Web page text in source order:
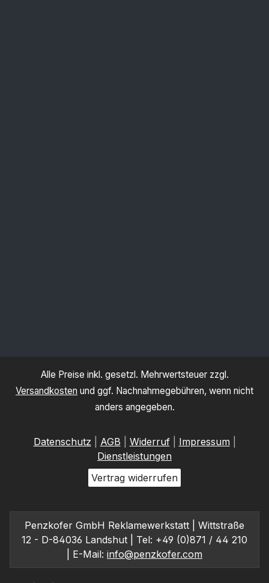
Alle Preise inkl. gesetzl. Mehrwertsteuer zzgl.
Versandkosten und ggf. Nachnahmegebühren, wenn nicht
anders angegeben.
Datenschutz AGB Widerruf| Impressum
Dienstleistungen
Vertrag widerrufen
Penzkofer GmbH Reklamewerkstatt | Wittstraße
12 - D-84036 Landshut | Tel: +49 (0)871 / 44 210
| E-Mail: info@penzkofer.com